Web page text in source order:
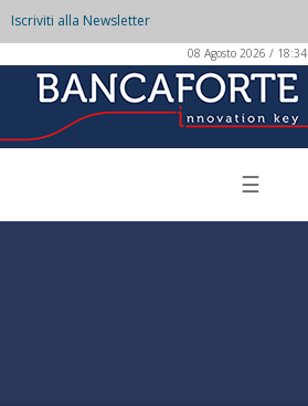
Iscriviti alla Newsletter
08 Agosto 2026 / 18:34
☰